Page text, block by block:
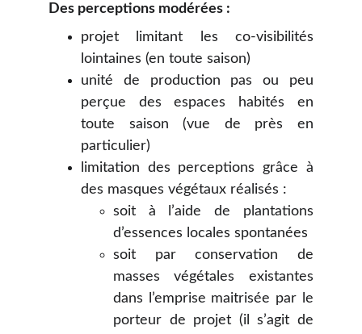
Des perceptions modérées :
projet limitant les co-visibilités
lointaines (en toute saison)
unité de production pas ou peu
perçue des espaces habités en
toute saison (vue de près en
particulier)
limitation des perceptions grâce à
des masques végétaux réalisés :
soit à l’aide de plantations
d’essences locales spontanées
soit par conservation de
masses végétales existantes
dans l’emprise maitrisée par le
porteur de projet (il s’agit de